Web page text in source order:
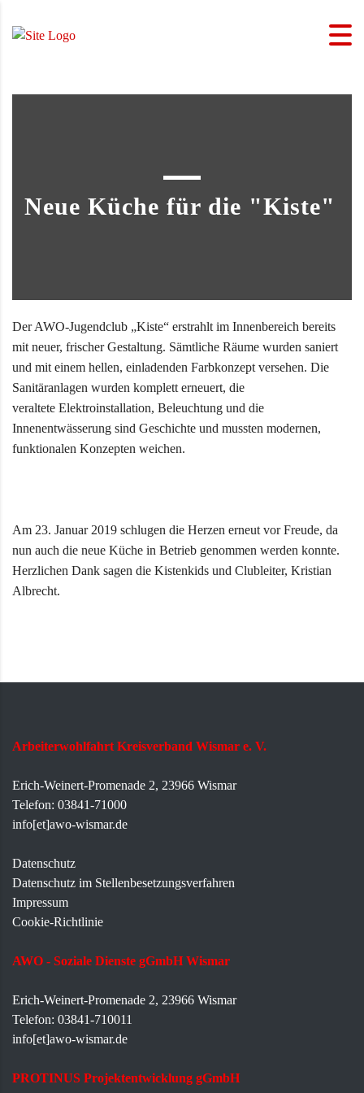
Neue Küche für die "Kiste"
Der AWO-Jugendclub „Kiste“ erstrahlt im Innenbereich bereits
mit neuer, frischer Gestaltung. Sämtliche Räume wurden saniert
und mit einem hellen, einladenden Farbkonzept versehen. Die
Sanitäranlagen wurden komplett erneuert, die
veraltete Elektroinstallation, Beleuchtung und die
Innenentwässerung sind Geschichte und mussten modernen,
funktionalen Konzepten weichen.
Am 23. Januar 2019 schlugen die Herzen erneut vor Freude, da
nun auch die neue Küche in Betrieb genommen werden konnte.
Herzlichen Dank sagen die Kistenkids und Clubleiter, Kristian
Albrecht.
Arbeiterwohlfahrt Kreisverband Wismar e. V.
Erich-Weinert-Promenade 2, 23966 Wismar
Telefon: 03841-71000
info[et]awo-wismar.de
Datenschutz
Datenschutz im Stellenbesetzungsverfahren
Impressum
Cookie-Richtlinie
AWO - Soziale Dienste gGmbH Wismar
Erich-Weinert-Promenade 2, 23966 Wismar
Telefon: 03841-710011
info[et]awo-wismar.de
PROTINUS Projektentwicklung gGmbH